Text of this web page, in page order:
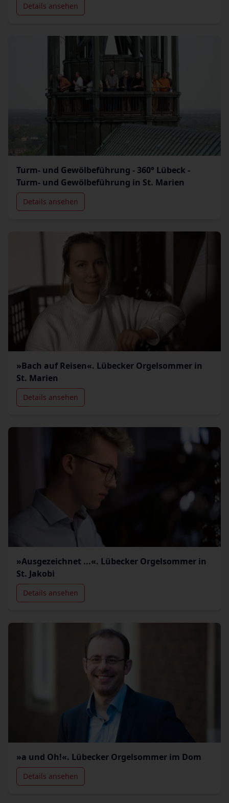
Details ansehen
Turm- und Gewölbeführung - 360° Lübeck -
Turm- und Gewölbeführung in St. Marien
Details ansehen
»Bach auf Reisen«. Lübecker Orgelsommer in
St. Marien
Details ansehen
»Ausgezeichnet ...«. Lübecker Orgelsommer in
St. Jakobi
Details ansehen
»a und Oh!«. Lübecker Orgelsommer im Dom
Details ansehen